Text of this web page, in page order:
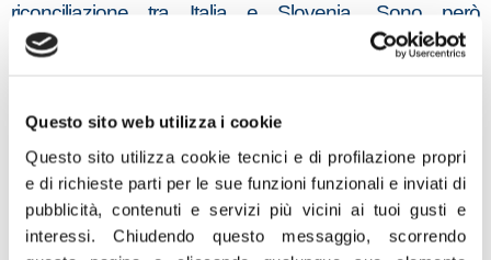
Questo sito web utilizza i cookie
Questo sito utilizza cookie tecnici e di profilazione propri
e di richieste parti per le sue funzioni funzionali e inviati di
pubblicità, contenuti e servizi più vicini ai tuoi gusti e
interessi.Chiudendo questo messaggio, scorrendo
riconciliazione tra Italia e Slovenia. Sono però
sinceramente stupito per l’accostamento tra i martiri
giornata odierna che poteva essere una presenza
importante e sicuramente discreta. La presenza dei due
Presidenti a Basovizza è una risposta forte e definitiva a
qualche negazionista che ancora si permette di